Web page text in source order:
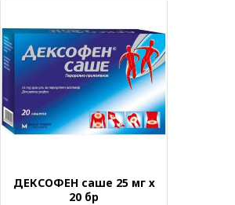
ДЕКСОФЕН саше 25 мг х
20 бр